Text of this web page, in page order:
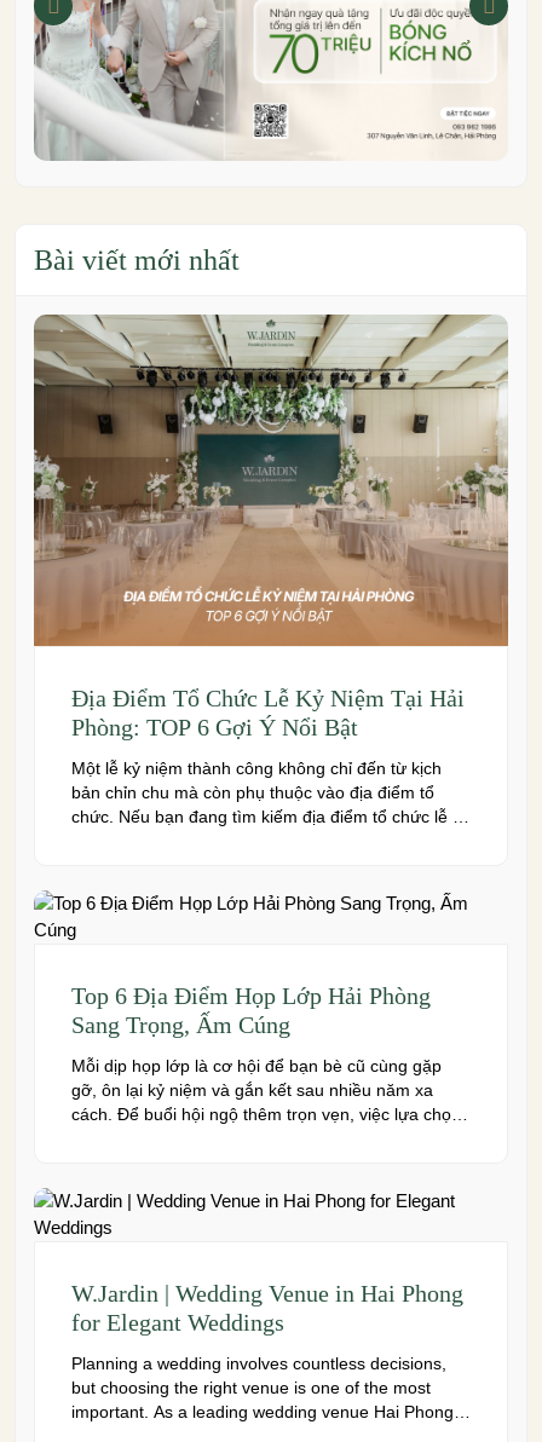
Bài viết mới nhất
Địa Điểm Tổ Chức Lễ Kỷ Niệm Tại Hải
Phòng: TOP 6 Gợi Ý Nổi Bật
Một lễ kỷ niệm thành công không chỉ đến từ kịch
bản chỉn chu mà còn phụ thuộc vào địa điểm tổ
chức. Nếu bạn đang tìm kiếm địa điểm tổ chức lễ kỷ
Top 6 Địa Điểm Họp Lớp Hải Phòng
Sang Trọng, Ấm Cúng
Mỗi dịp họp lớp là cơ hội để bạn bè cũ cùng gặp
gỡ, ôn lại kỷ niệm và gắn kết sau nhiều năm xa
cách. Để buổi hội ngộ thêm trọn vẹn, việc lựa chọn
W.Jardin | Wedding Venue in Hai Phong
for Elegant Weddings
Planning a wedding involves countless decisions,
but choosing the right venue is one of the most
important. As a leading wedding venue Hai Phong,